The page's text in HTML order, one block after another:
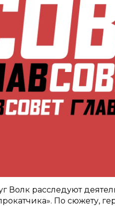
Волк расследуют
По сюжету,